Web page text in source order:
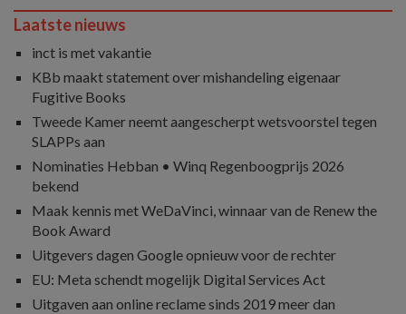
Laatste nieuws
inct is met vakantie
KBb maakt statement over mishandeling eigenaar
Fugitive Books
Tweede Kamer neemt aangescherpt wetsvoorstel tegen
SLAPPs aan
Nominaties Hebban • Winq Regenboogprijs 2026
bekend
Maak kennis met WeDaVinci, winnaar van de Renew the
Book Award
Uitgevers dagen Google opnieuw voor de rechter
EU: Meta schendt mogelijk Digital Services Act
Uitgaven aan online reclame sinds 2019 meer dan